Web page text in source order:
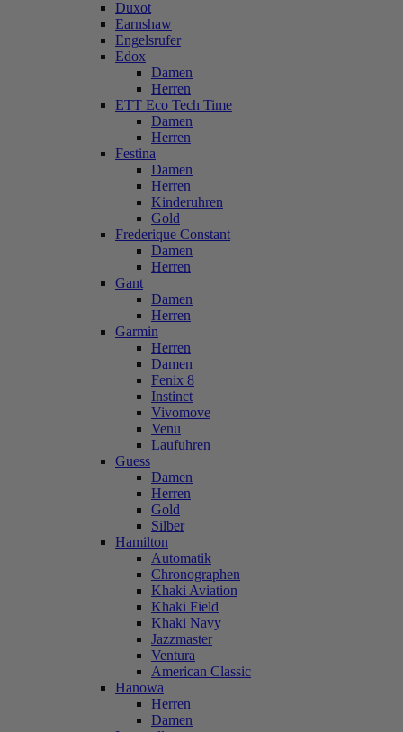
Duxot
Earnshaw
Engelsrufer
Edox
Damen
Herren
ETT Eco Tech Time
Damen
Herren
Festina
Damen
Herren
Kinderuhren
Gold
Frederique Constant
Damen
Herren
Gant
Damen
Herren
Garmin
Herren
Damen
Fenix 8
Instinct
Vivomove
Venu
Laufuhren
Guess
Damen
Herren
Gold
Silber
Hamilton
Automatik
Chronographen
Khaki Aviation
Khaki Field
Khaki Navy
Jazzmaster
Ventura
American Classic
Hanowa
Herren
Damen